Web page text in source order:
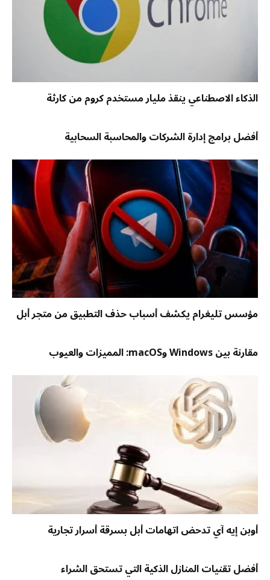
الذكاء الاصطناعي ينقذ مليار مستخدم كروم من كارثة
أفضل برامج إدارة الشركات والمحاسبة السحابية
مؤسس تليغرام يكشف أسباب حذف التطبيق من متجر أبل
مقارنة بين Windows وmacOS: المميزات والعيوب
أوبن إيه آي تدحض اتهامات أبل بسرقة أسرار تجارية
أفضل تقنيات المنازل الذكية التي تستحق الشراء